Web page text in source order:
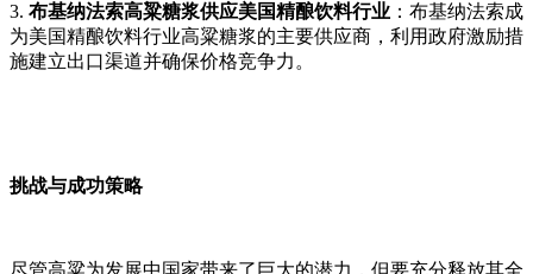
3. 布基纳法索高粱糖浆供应美国精酿饮料行业 ：布基纳法索成
为美国精酿饮料行业高粱糖浆的主要供应商，利用政府激励措
施建立出口渠道并确保价格竞争力。
挑战与成功策略
尽管高粱为发展中国家带来了巨大的潜力，但要充分释放其全